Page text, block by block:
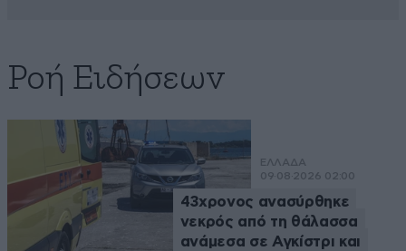
Ροή Ειδήσεων
ΕΛΛΑΔΑ
09·08·2026 02:00
43χρονος ανασύρθηκε
νεκρός από τη θάλασσα
ανάμεσα σε Αγκίστρι και